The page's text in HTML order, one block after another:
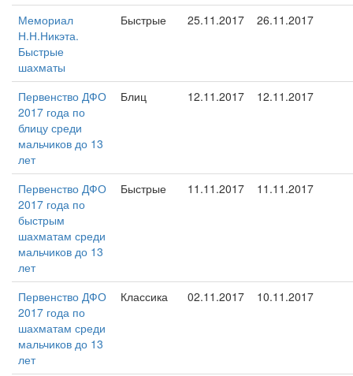
Мемориал
Н.Н.Никэта.
Быстрые
шахматы
Быстрые 25.11.2017 26.11.2017
Первенство ДФО
2017 года по
блицу среди
мальчиков до 13
лет
Блиц 12.11.2017 12.11.2017
Первенство ДФО
2017 года по
быстрым
шахматам среди
мальчиков до 13
лет
Быстрые 11.11.2017 11.11.2017
Первенство ДФО
2017 года по
шахматам среди
мальчиков до 13
лет
Классика 02.11.2017 10.11.2017